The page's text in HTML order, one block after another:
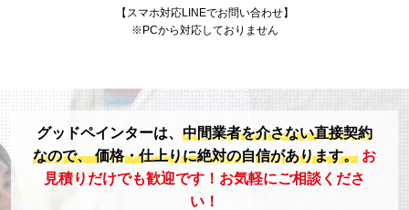
【スマホ対応LINEでお問い合わせ】
※PCから対応しておりません
グッドペインターは、 中間業者を介さない直接契約
なので、価格・仕上りに絶対の自信があります。 お
見積りだけでも歓迎です！お気軽にご相談くださ
い！